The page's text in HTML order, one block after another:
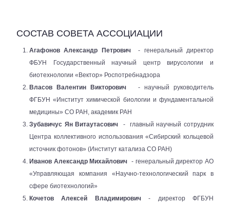
СОСТАВ СОВЕТА АССОЦИАЦИИ
Агафонов Александр Петрович- генеральный директор
ФБУН Государственный научный центр вирусологии и
биотехнологии «Вектор» Роспотребнадзора
Власов Валентин Викторович
- научный руководитель
ФГБУН «Институт химической биологии и фундаментальной
медицины» СО РАН, академик РАН
Зубавичус Ян Витаутасович
-
главный научный сотрудник
Центра коллективного использования «Сибирский кольцевой
источник фотонов» (Институт катализа СО РАН)
Иванов Александр Михайлович - генеральный директор АО
«Управляющая компания «Научно-технологический парк в
сфере биотехнологий»
Кочетов Алексей Владимирович- директор ФГБУН